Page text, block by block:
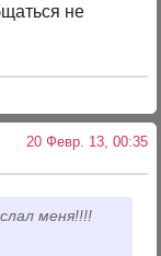
не
20 Февр. 13, 00:35
меня!!!!